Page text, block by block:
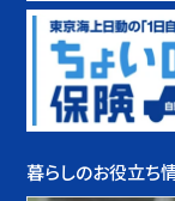
暮らしのお役立ち